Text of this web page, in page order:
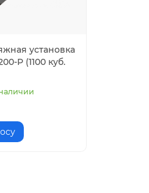
установка
Р (1100 куб.